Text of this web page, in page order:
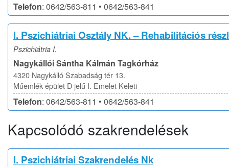
Telefon: 0642/563-811 • 0642/563-841
I. Pszichiátriai Osztály NK. – Rehabilitációs
Pszichiátria I.
Nagykállói Sántha Kálmán Tagkórház
4320 Nagykálló Szabadság tér 13.
Műemlék épület D jelű I. Emelet Keleti
Telefon: 0642/563-811 • 0642/563-841
Kapcsolódó szakrendelések
I. Pszichiátriai Szakrendelés Nk